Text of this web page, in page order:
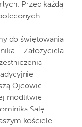
Przed każdą
do świętowania
– Założyciela
Ojcowie
modlitwie
Salę.
kościele